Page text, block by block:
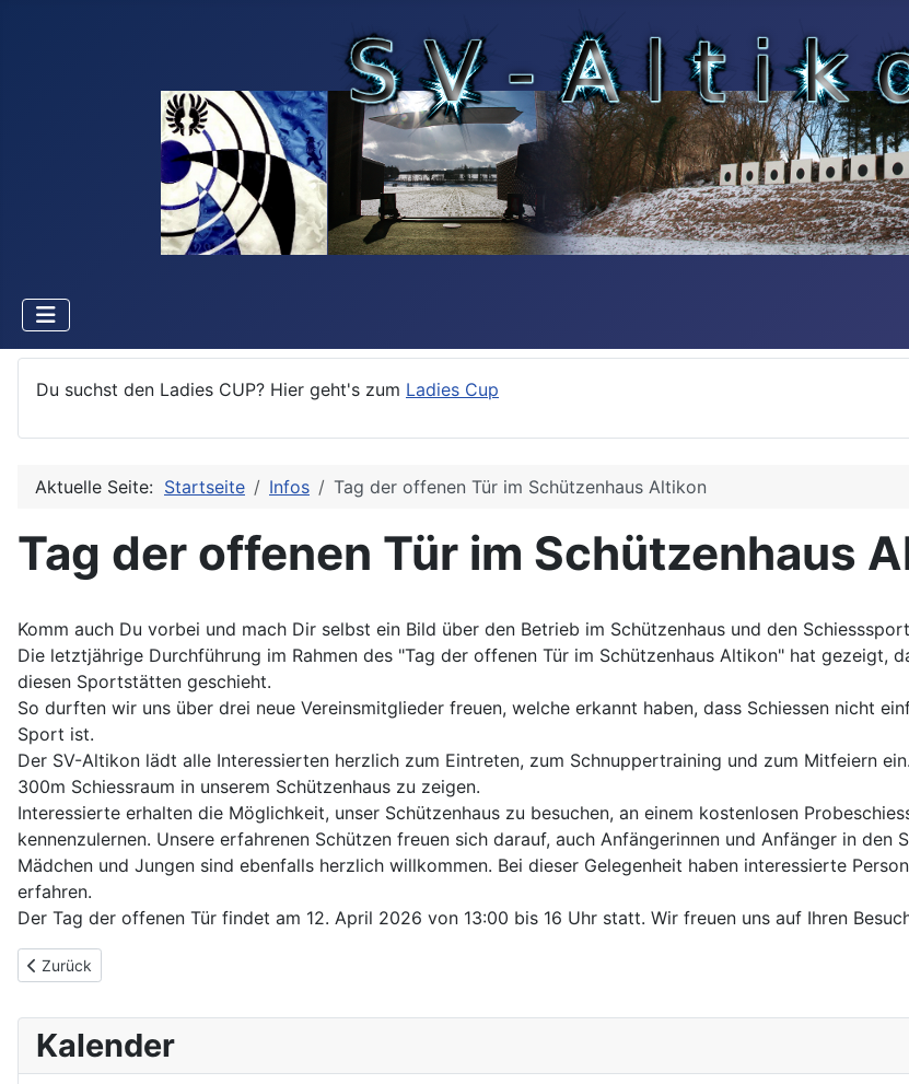
Du suchst den Ladies CUP? Hier geht's zum Ladies Cup
Aktuelle Seite: Startseite Infos Tag der offenen Tür im Schützenhaus Altikon
Tag der offenen Tür im Schützenhaus
Komm auch Du vorbei und mach Dir selbst ein Bild über den Betrieb im Schützenhaus und den
Die letztjährige Durchführung im Rahmen des "Tag der offenen Tür im Schützenhaus Altikon" hat gezeigt,
diesen Sportstätten geschieht.
So durften wir uns über drei neue Vereinsmitglieder freuen, welche erkannt haben, dass Schiessen nicht
Sport ist.
Der SV-Altikon lädt alle Interessierten herzlich zum Eintreten, zum Schnuppertraining und zum Mitfeiern
300m Schiessraum in unserem Schützenhaus zu zeigen.
Interessierte erhalten die Möglichkeit, unser Schützenhaus zu besuchen, an einem kostenlosen
kennenzulernen. Unsere erfahrenen Schützen freuen sich darauf, auch Anfängerinnen und Anfänger in den
Mädchen und Jungen sind ebenfalls herzlich willkommen. Bei dieser Gelegenheit haben interessierte
erfahren.
Der Tag der offenen Tür findet am 12. April 2026 von 13:00 bis 16 Uhr statt. Wir freuen uns auf Ihren
Vorheriger Beitrag: Sauschiessen
Zurück
Kalender